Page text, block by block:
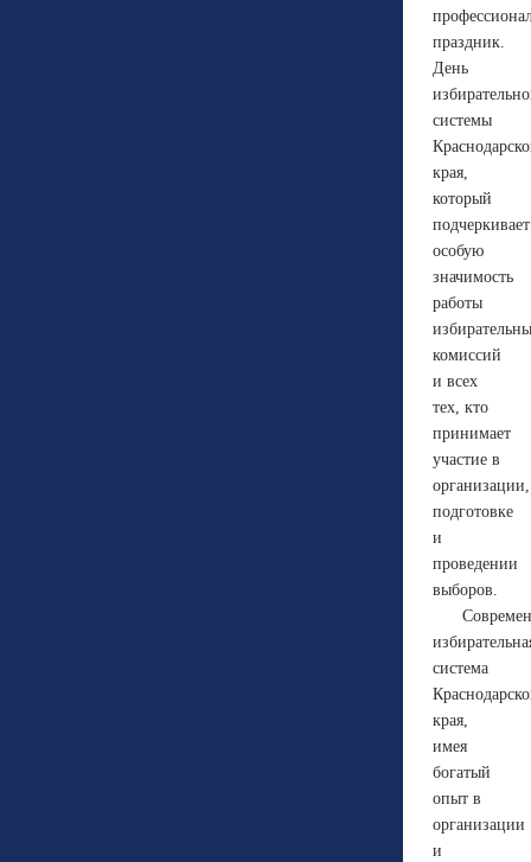
праздник.
День
системы
края,
который
подчеркивает
особую
значимость
работы
комиссий
и всех
тех, кто
принимает
участие в
организации,
подготовке
и
проведении
выборов.
система
края,
имея
богатый
опыт в
организации
и